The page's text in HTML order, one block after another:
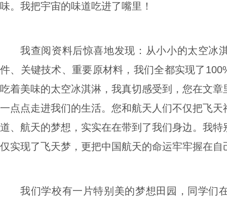
味。我把宇宙的味道吃进了嘴里！
我查阅资料后惊喜地发现：从小小的太空冰
件、关键技术、重要原材料，我们全都实现了
吃着美味的太空冰淇淋，我真切感受到，您在文
一点点走进我们的生活。您和航天人们不仅把飞
道、航天的梦想，实实在在带到了我们身边。我
仅实现了飞天梦，更把中国航天的命运牢牢握在
我们学校有一片特别美的梦想田园，同学们